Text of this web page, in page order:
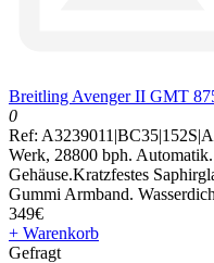
Breitling Avenger II GMT
0
Ref:
Werk, 28800 bph.
Gehäuse.Kratzfestes
Gummi Armband.
349€
+ Warenkorb
Gefragt